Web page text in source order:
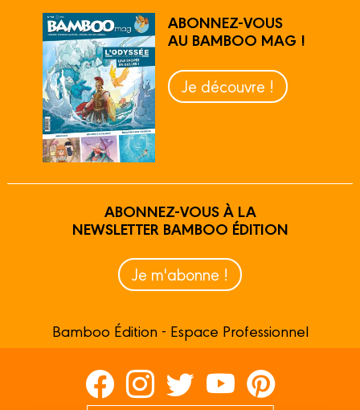
ABONNEZ-VOUS
AU BAMBOO MAG !
Je découvre !
ABONNEZ-VOUS À LA
NEWSLETTER BAMBOO ÉDITION
Je m'abonne !
Bamboo Édition - Espace Professionnel